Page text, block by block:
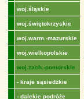
woj.śląskie
woj.świętokrzyskie
woj.warm.-mazurskie
woj.wielkopolskie
woj.zach.-pomorskie
- kraje sąsiedzkie
- dalekie podróże